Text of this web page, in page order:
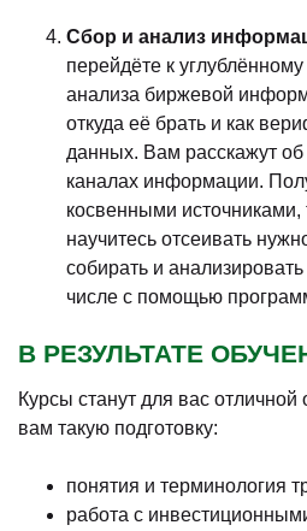
Сбор и анализ
перейдёте к
анализа биржевой
откуда её брать и как
данных. Вам расскажут
каналах информации.
косвенными источниками,
научитесь отсеивать
собирать и
числе с помощью
В РЕЗУЛЬТАТЕ
Курсы станут для вас отличной
вам такую подготовку:
понятия и терминология
работа с